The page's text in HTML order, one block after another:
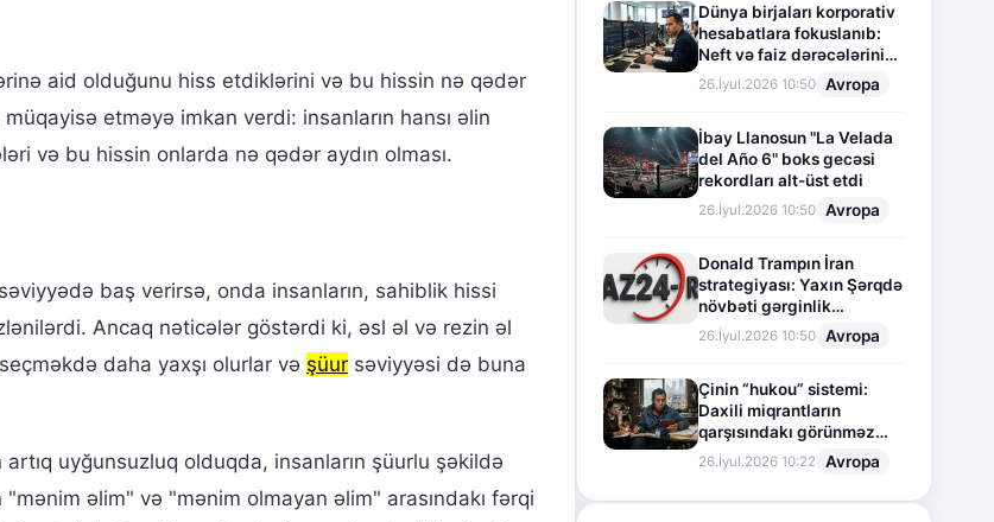
aid olduğunu hiss etdiklərini və bu hissin nə qədər
etməyə imkan verdi: insanların hansı əlin
və bu hissin onlarda nə qədər aydın olması.
baş verirsə, onda insanların, sahiblik hissi
Ancaq nəticələr göstərdi ki, əsl əl və rezin əl
daha yaxşı olurlar və şüur səviyyəsi də buna
uyğunsuzluq olduqda, insanların şüurlu şəkildə
əlim" və "mənim olmayan əlim" arasındakı fərqi
Dünya birjaları korporativ
hesabatlara fokuslanıb:
Neft və faiz dərəcələrinin
təsiri altında cari vəziyyət
26.İyul.2026 10:50 Avropa
İbay Llanosun "La Velada
del Año 6" boks gecəsi
rekordları alt-üst etdi
26.İyul.2026 10:50 Avropa
Donald Trampın İran
strategiyası: Yaxın Şərqdə
növbəti gərginlik
mərhələsi
26.İyul.2026 10:50 Avropa
Çinin “hukou” sistemi:
Daxili miqrantların
qarşısındakı görünməz
sədd
26.İyul.2026 10:22 Avropa